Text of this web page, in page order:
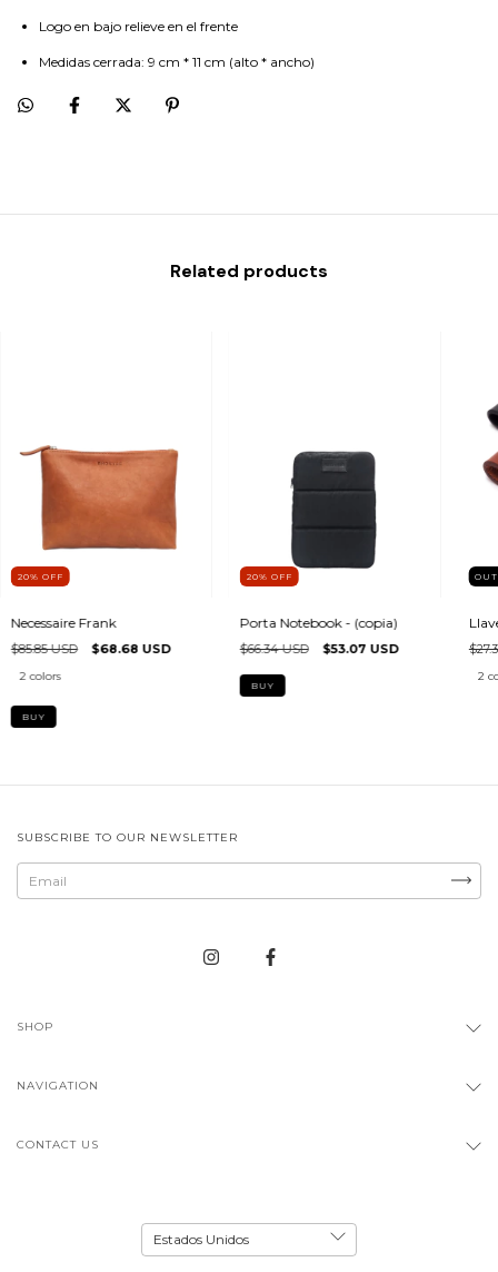
Logo en bajo relieve en el frente
Medidas cerrada: 9 cm * 11 cm (alto * ancho)
Related products
20% OFF
Necessaire Frank
$85.85 USD $68.68 USD
2 colors
BUY
20% OFF
Porta Notebook - (copia)
$66.34 USD $53.07 USD
BUY
2
SUBSCRIBE TO OUR NEWSLETTER
SHOP
NAVIGATION
CONTACT US